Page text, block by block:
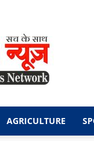
AGRICULTURE